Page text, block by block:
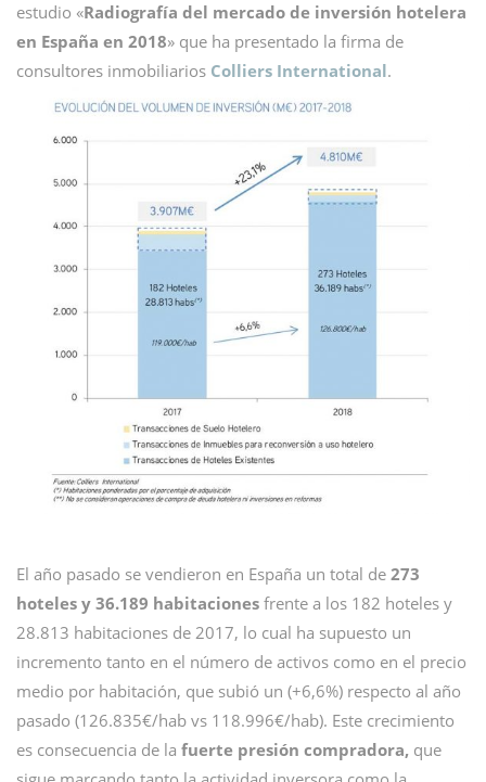
estudio «Radiografía del mercado de inversión hotelera
en España en 2018» que ha presentado la firma de
consultores inmobiliarios Colliers International.
El año pasado se vendieron en España un total de 273
hoteles y 36.189 habitaciones frente a los 182 hoteles y
28.813 habitaciones de 2017, lo cual ha supuesto un
incremento tanto en el número de activos como en el precio
medio por habitación, que subió un (+6,6%) respecto al año
pasado (126.835€/hab vs 118.996€/hab). Este crecimiento
es consecuencia de la fuerte presión compradora, que